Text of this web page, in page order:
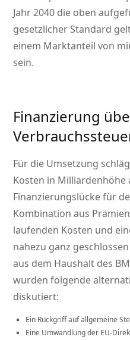
Jahr 2040 die oben
gesetzlicher Standard
einem Marktanteil von
sein.
Finanzierung
Für die Umsetzung
Kosten in Milliardenhöhe
Finanzierungslücke für
Kombination aus
laufenden Kosten und
nahezu ganz
aus dem Haushalt des
wurden folgende
diskutiert:
Ein Rückgriff auf allgemeine
Eine Umwandlung der EU-